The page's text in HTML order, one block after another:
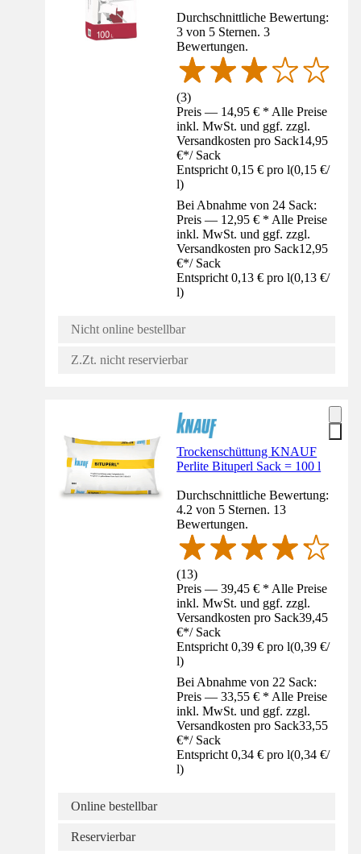
Durchschnittliche Bewertung:
3 von 5 Sternen. 3
Bewertungen.
(3)
Preis — 14,95 € * Alle Preise
inkl. MwSt. und ggf. zzgl.
Versandkosten pro Sack14,95
€*/ Sack
Entspricht 0,15 € pro l(0,15 €/
l)
Bei Abnahme von 24 Sack:
Preis — 12,95 € * Alle Preise
inkl. MwSt. und ggf. zzgl.
Versandkosten pro Sack12,95
€*/ Sack
Entspricht 0,13 € pro l(0,13 €/
l)
Nicht online bestellbar
Z.Zt. nicht reservierbar
Trockenschüttung KNAUF
Perlite Bituperl Sack = 100 l
Durchschnittliche Bewertung:
4.2 von 5 Sternen. 13
Bewertungen.
(13)
Preis — 39,45 € * Alle Preise
inkl. MwSt. und ggf. zzgl.
Versandkosten pro Sack39,45
€*/ Sack
Entspricht 0,39 € pro l(0,39 €/
l)
Bei Abnahme von 22 Sack:
Preis — 33,55 € * Alle Preise
inkl. MwSt. und ggf. zzgl.
Versandkosten pro Sack33,55
€*/ Sack
Entspricht 0,34 € pro l(0,34 €/
l)
Online bestellbar
Reservierbar